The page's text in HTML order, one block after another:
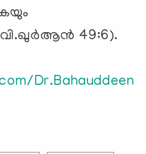
ആന് 49:6).
Dr.Bahauddeen